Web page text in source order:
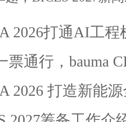
2026打通AI工
票通行，bauma
2026 打造新能